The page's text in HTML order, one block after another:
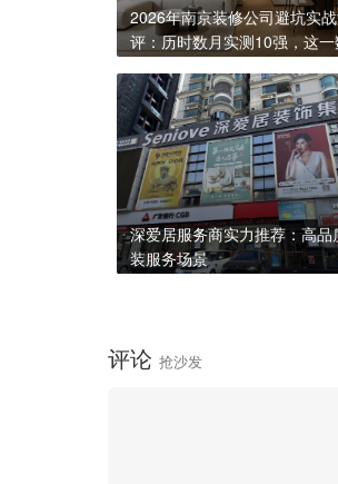
2026年南京装修公司避坑实
评：历时数月实测10强，这
深爱居服务商实力推荐：高品
装服务场景
评论 抢沙发